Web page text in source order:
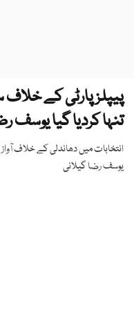
پیپلز پارٹی کے
تنہا کردیا گیا یوسف
انتخابات میں دھاندلی کے خلاف
یوسف رضا گیلانی